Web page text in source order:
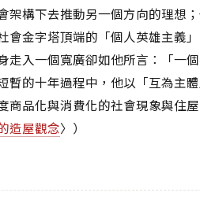
架構下去推動另一個方向的理想
會金字塔頂端的「個人英雄主義
走入一個寬廣卻如他所言：「一
暫的十年過程中，他以「互為主
商品化與消費化的社會現象與住
造屋觀念〉）